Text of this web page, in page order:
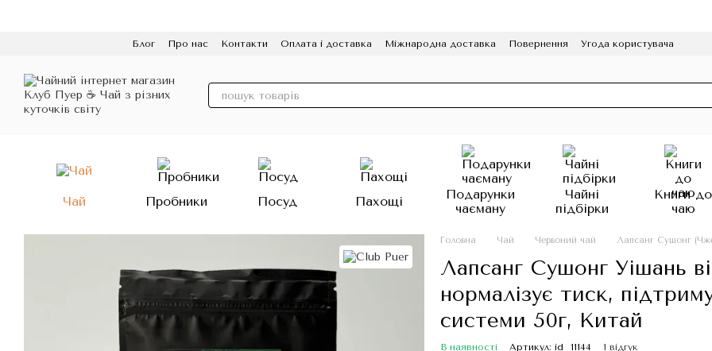
Блог Про нас Контакти Оплата і доставка Міжнародна доставка Повернення
Угода користувача
Чай Пробники Посуд Пахощі
Подарунки
чаєману
Чайні
підбірки
Книги до
чаю
Головна Чай Червоний чай Лапсанг Сушонг
Лапсанг Сушонг Уішань
нормалізує тиск,
системи 50г, Китай
В наявності Артикул: id_11144 1 відгук